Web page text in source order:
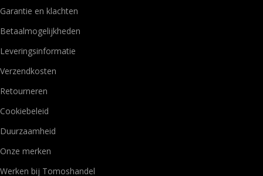
Garantie en klachten
Betaalmogelijkheden
Leveringsinformatie
Verzendkosten
Retourneren
Cookiebeleid
Duurzaamheid
Onze merken
Werken bij Tomoshandel